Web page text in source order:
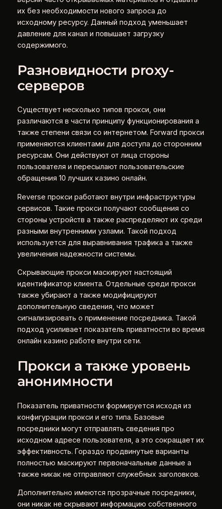
их без необходимости нового запроса до
исходному ресурсу. Данный подход уменьшает
давление для канал и повышает загрузку
содержимого.
Разновидности proxy-
серверов
Существует несколько типов прокси, они
различаются в части принципу функционирования а
также степени связи со интернетом. Forward прокси
применяются клиентами для доступа до сторонним
ресурсам. Они действуют от лица стороны
пользователя и пересылают пользовательские
обращения 10 лучших казино онлайн.
Reverse прокси работают внутри инфраструктуры
сервисов. Такие прокси получают сообщения со
стороны устройств а также распределяют их среди
разными внутренними узлами. Такой подход
используется для выравнивания трафика а также
увеличения надежности системы.
Скрывающие прокси маскируют настоящий
идентификатор клиента. Отдельные среди прокси
также убирают а также модифицируют
дополнительную сведения, что может
сигнализировать о применение посредника. Такой
подход усиливает показатель приватности во время
онлайн казино работе внутри сети.
Прокси а также уровень
анонимности
Показатель приватности формируется исходя из
конфигурации прокси и его типа. Базовые
посредники могут отправлять сведения про
исходном адресе пользователя, а это сокращает их
эффективность. Гораздо продвинутые варианты
полностью маскируют первоначальные данные а
также никак не отправляют служебных заголовков.
Дополнительно имеются прозрачные посредники,
они никак не скрывают информацию собственного